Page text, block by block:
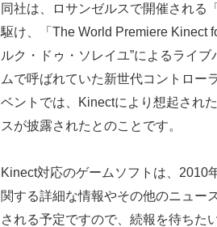
同社は、ロサンゼルスで開催される
駆け、「The World Premiere Kinect
ルク・ドゥ・ソレイユ”によるライ
ムで呼ばれていた新世代コントロー
ベントでは、Kinectにより想起され
スが披露されたとのことです。
Kinect対応のゲームソフトは、2010
関する詳細な情報やその他のニュー
される予定ですので、続報を待ちた